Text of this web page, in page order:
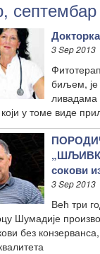
3 Sep 2013
биљем, је
ливадама
у томе виде
сокови
3 Sep 2013
Већ три
Шумадије
без